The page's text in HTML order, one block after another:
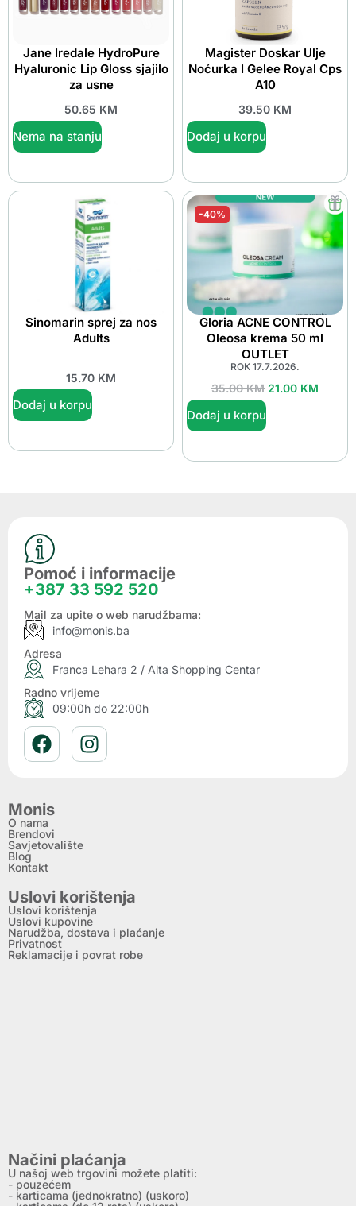
Jane Iredale HydroPure
Hyaluronic Lip Gloss sjajilo
za usne
50.65 KM
Nema na stanju
Magister Doskar Ulje
Noćurka I Gelee Royal Cps
A10
39.50 KM
Dodaj u korpu
Sinomarin sprej za nos
Adults
15.70 KM
Dodaj u korpu
-40%
Gloria ACNE CONTROL
Oleosa krema 50 ml
OUTLET
ROK 17.7.2026.
35.00KM 21.00 KM
Dodaj u korpu
Pomoć i informacije
+387 33 592 520
Mail za upite o web narudžbama:
info@monis.ba
Adresa
Franca Lehara 2 / Alta Shopping Centar
Radno vrijeme
09:00h do 22:00h
Monis
O nama
Brendovi
Savjetovalište
Blog
Kontakt
Uslovi korištenja
Uslovi korištenja
Uslovi kupovine
Narudžba, dostava i plaćanje
Privatnost
Reklamacije i povrat robe
Načini plaćanja
U našoj web trgovini možete platiti:
- pouzećem
- karticama (jednokratno) (uskoro)